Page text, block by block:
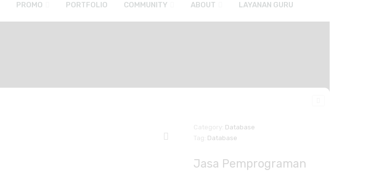
PROMO PORTFOLIO COMMUNITY ABOUT LAYANAN GURU
Category: Database
Tag: Database
Jasa Pemprograman